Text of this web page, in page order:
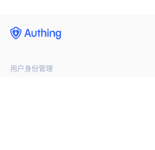
用户身份管理